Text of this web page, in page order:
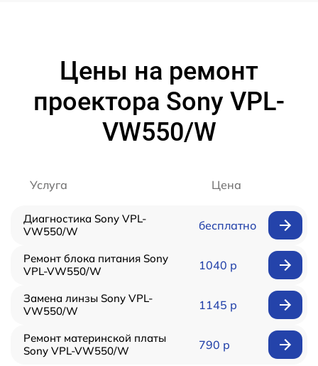
Цены на ремонт
проектора Sony VPL-
VW550/W
Услуга Цена
Диагностика Sony VPL-
VW550/W
бесплатно
Ремонт блока питания Sony
VPL-VW550/W
1040 р
Замена линзы Sony VPL-
VW550/W
1145 р
Ремонт материнской платы
Sony VPL-VW550/W
790 р